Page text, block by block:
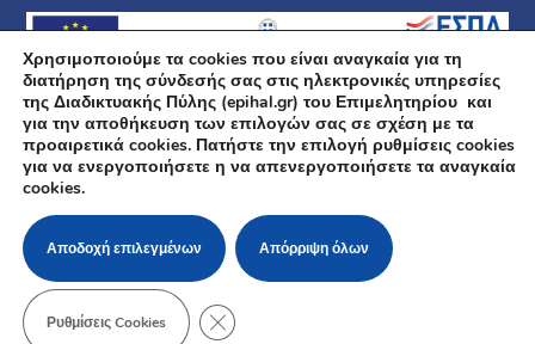
Υποέργο 1 Πράξης: «Ανάπτυξη και Αναβάθμιση
Ηλεκτρονικής Υποδομής και Ψηφιακών Υπηρεσιών του
Επιμελητηρίου Χαλκιδικής» Επιχειρησιακό Πρόγραμμα
«Κεντρική Μακεδονία» Συγχρηματοδοτείται από την
Ευρωπαϊκή Ένωση (Ευρωπαϊκό Ταμείο Περιφερειακής
Ανάπτυξης ΕΤΠΑ) και από εθνικούς πόρους μέσω του
ΠΔΕ
Πολιτική Cookies
Χρησιμοποιούμε τα cookies που είναι αναγκαία για τη
διατήρηση της σύνδεσής σας στις ηλεκτρονικές υπηρεσίες
της Διαδικτυακής Πύλης (epihal.gr) του Επιμελητηρίου και
για την αποθήκευση των επιλογών σας σε σχέση με τα
προαιρετικά cookies. Πατήστε την επιλογή ρυθμίσεις cookies
για να ενεργοποιήσετε η να απενεργοποιήσετε τα αναγκαία
cookies.
Αποδοχή επιλεγμένων Απόρριψη όλων
Ρυθμίσεις Cookies ΚΛΕΊΣΙΜΟ ΤΟΥ COOKIE BANNER ΓΙΑ